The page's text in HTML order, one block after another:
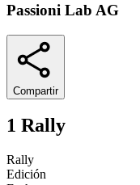
Passioni Lab AG
Compartir
1 Rally
Rally
Edición